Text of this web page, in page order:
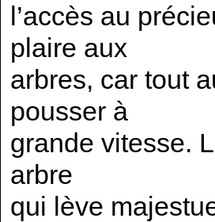
l’accès au
plaire aux
arbres, car tout
pousser à
grande vitesse.
arbre
qui lève